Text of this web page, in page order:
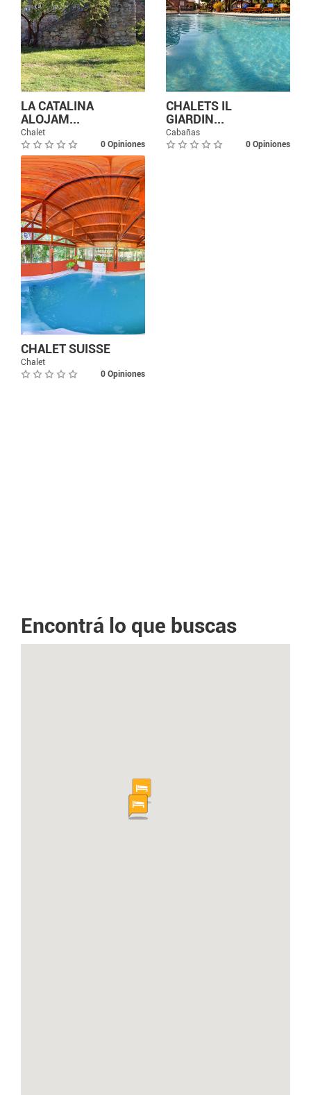
LA CATALINA
ALOJAM...
Chalet
0 Opiniones
CHALETS IL
GIARDIN...
Cabañas
0 Opiniones
CHALET SUISSE
Chalet
0 Opiniones
Encontrá lo que buscas